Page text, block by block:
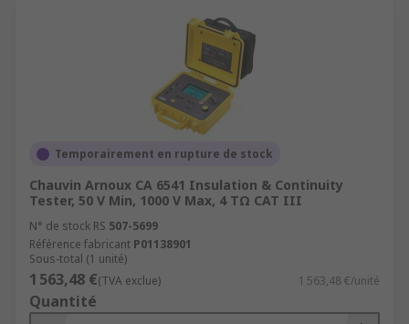
Temporairement en rupture de stock
Chauvin Arnoux CA 6541 Insulation & Continuity
Tester, 50 V Min, 1000 V Max, 4 TΩ CAT III
N° de stock RS 507-5699
Référence fabricant P01138901
Sous-total (1 unité)
1 563,48 €(TVA exclue) 1 563,48 €/unité
Quantité